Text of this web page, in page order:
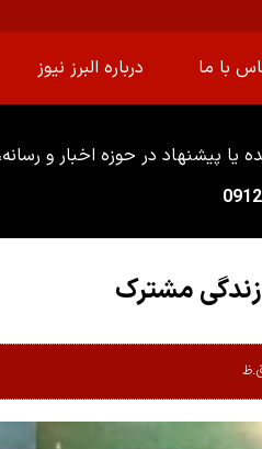
با ما درباره البرز نیوز
پیشنهاد در حوزه اخبار و
مشترک